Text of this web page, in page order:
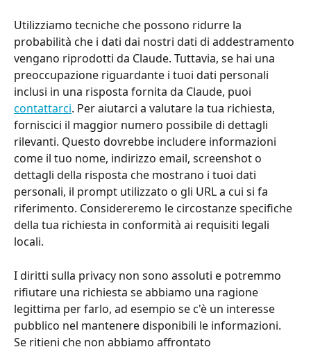
Utilizziamo tecniche che possono ridurre la
probabilità che i dati dai nostri dati di addestramento
vengano riprodotti da Claude. Tuttavia, se hai una
preoccupazione riguardante i tuoi dati personali
inclusi in una risposta fornita da Claude, puoi
contattarci. Per aiutarci a valutare la tua richiesta,
forniscici il maggior numero possibile di dettagli
rilevanti. Questo dovrebbe includere informazioni
come il tuo nome, indirizzo email, screenshot o
dettagli della risposta che mostrano i tuoi dati
personali, il prompt utilizzato o gli URL a cui si fa
riferimento. Considereremo le circostanze specifiche
della tua richiesta in conformità ai requisiti legali
locali.
I diritti sulla privacy non sono assoluti e potremmo
rifiutare una richiesta se abbiamo una ragione
legittima per farlo, ad esempio se c'è un interesse
pubblico nel mantenere disponibili le informazioni.
Se ritieni che non abbiamo affrontato